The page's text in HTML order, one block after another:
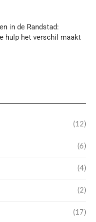
in de Randstad:
hulp het verschil maakt
(12)
(6)
(4)
(2)
(17)